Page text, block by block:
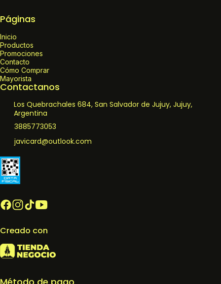
Páginas
Inicio
Productos
Promociones
Contacto
Cómo Comprar
Mayorista
Contactanos
Los Quebrachales 684, San Salvador de Jujuy, Jujuy,
Argentina
3885773053
javicard@outlook.com
Creado con